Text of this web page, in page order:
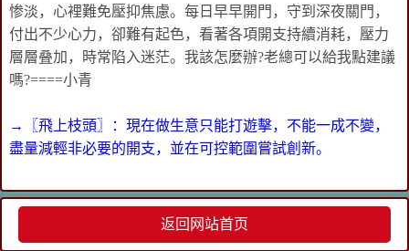
惨淡，心裡難免壓抑焦慮。每日早早開門，守到深夜關門，
付出不少心力，卻難有起色，看著各項開支持續消耗，壓力
層層叠加，時常陷入迷茫。我該怎麼辦?老總可以給我點建議
嗎?====小青
→〖飛上枝頭〗：現在做生意只能打遊擊，不能一成不變，
盡量減輕非必要的開支，並在可控範圍嘗試創新。
返回网站首页